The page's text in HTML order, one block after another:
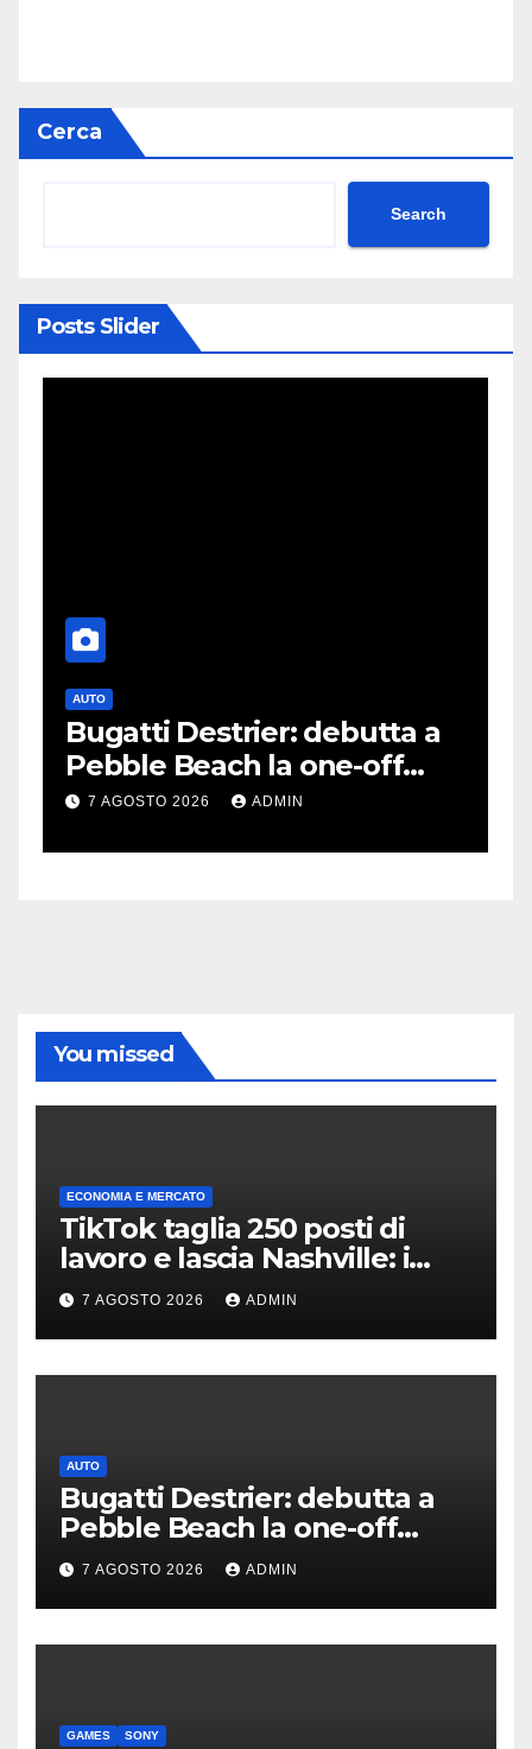
Cerca
Search
Posts Slider
AUTO
Bugatti Destrier: debutta a
Pebble Beach la one-off
derivata dalla Bolide
7 AGOSTO 2026 ADMIN
You missed
ECONOMIA E MERCATO
TikTok taglia 250 posti di
lavoro e lascia Nashville: i
motivi della scelta
7 AGOSTO 2026 ADMIN
AUTO
Bugatti Destrier: debutta a
Pebble Beach la one-off
derivata dalla Bolide
7 AGOSTO 2026 ADMIN
GAMES SONY